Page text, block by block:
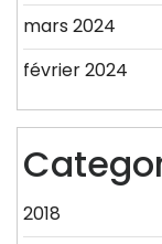
mars 2024
février 2024
2018